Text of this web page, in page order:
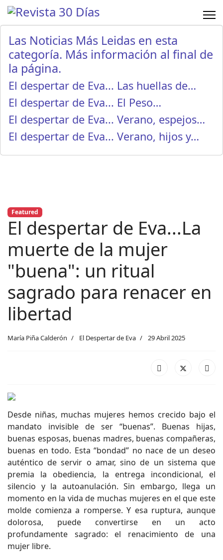
Las Noticias Más Leidas en esta
categoría. Más información al final de
la página.
El despertar de Eva... Las huellas de…
El despertar de Eva... El Peso…
El despertar de Eva... Verano, espejos…
El despertar de Eva... Verano, hijos y…
Featured
El despertar de Eva...La
muerte de la mujer
"buena": un ritual
sagrado para renacer en
libertad
María Piña Calderón El Despertar de Eva 29 Abril 2025
Desde niñas, muchas mujeres hemos crecido bajo el
mandato invisible de ser “buenas”. Buenas hijas,
buenas esposas, buenas madres, buenas compañeras,
buenas en todo. Esta “bondad” no nace de un deseo
auténtico de servir o amar, sino de un sistema que
premia la obediencia, la entrega incondicional, el
silencio y la autoanulación. Sin embargo, llega un
momento en la vida de muchas mujeres en el que este
molde comienza a romperse. Y esa ruptura, aunque
dolorosa, puede convertirse en un acto
profundamente sagrado: el renacimiento de una
mujer libre.